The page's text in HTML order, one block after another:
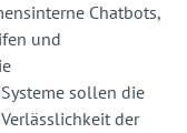
Chatbots,
und
sollen die
der